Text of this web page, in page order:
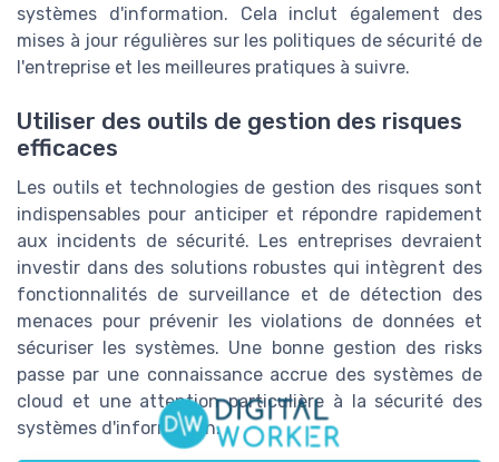
systèmes d'information. Cela inclut également des
mises à jour régulières sur les politiques de sécurité de
l'entreprise et les meilleures pratiques à suivre.
Utiliser des outils de gestion des risques
efficaces
Les outils et technologies de gestion des risques sont
indispensables pour anticiper et répondre rapidement
aux incidents de sécurité. Les entreprises devraient
investir dans des solutions robustes qui intègrent des
fonctionnalités de surveillance et de détection des
menaces pour prévenir les violations de données et
sécuriser les systèmes. Une bonne gestion des risks
passe par une connaissance accrue des systèmes de
cloud et une attention particulière à la sécurité des
systèmes d'information.